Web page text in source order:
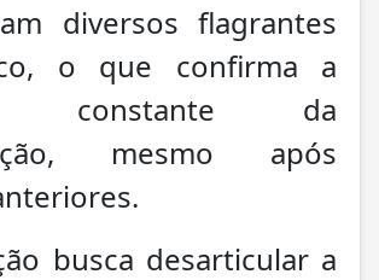
diversos flagrantes
o que confirma a
constante da
mesmo após
busca desarticular a